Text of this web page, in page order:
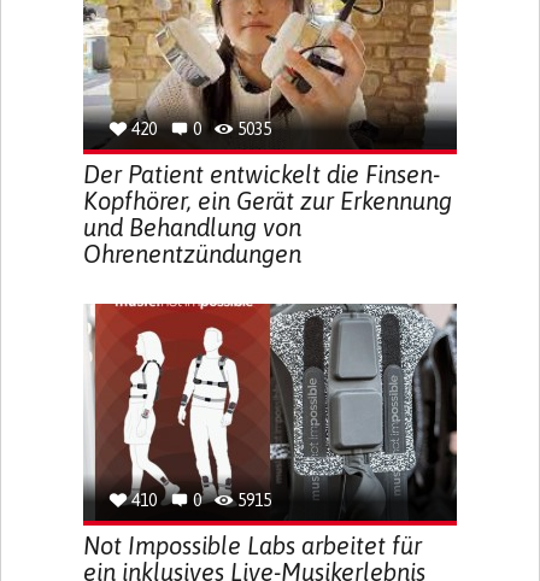
420 0 5035
Der Patient entwickelt die Finsen-
Kopfhörer, ein Gerät zur Erkennung
und Behandlung von
Ohrenentzündungen
410 0 5915
Not Impossible Labs arbeitet für
ein inklusives Live-Musikerlebnis